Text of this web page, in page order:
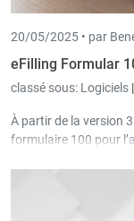
20/05/2025 • par
eFilling Formular
classé sous: Logiciels |
À partir de la version
formulaire 100 pour